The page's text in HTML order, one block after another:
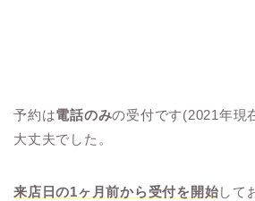
予約は電話のみの受付です(2021年現
大丈夫でした。
来店日の1ヶ月前から受付を開始して